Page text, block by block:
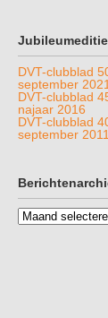
DVT-clubblad
september 2021
DVT-clubblad
najaar 2016
DVT-clubblad
september 2011
Berichtenarchief